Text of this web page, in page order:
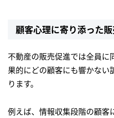
顧客心理に寄り添った
不動産の販売促進では全員に
果的にどの顧客にも響かない
ります。
例えば、情報収集段階の顧客